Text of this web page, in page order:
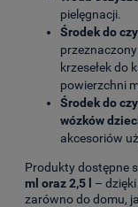
pielęgnacji.
Środek do
krzesełek do
powierzchni
Środek do
wózków
akcesoriów
Produkty dostępne
ml oraz 2,5 l
–
zarówno do domu,